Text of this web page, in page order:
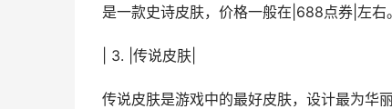
是一款史诗皮肤，价格一般在|688点券|左右
| 3. |传说皮肤|
传说皮肤是游戏中的最好皮肤，设计最为华